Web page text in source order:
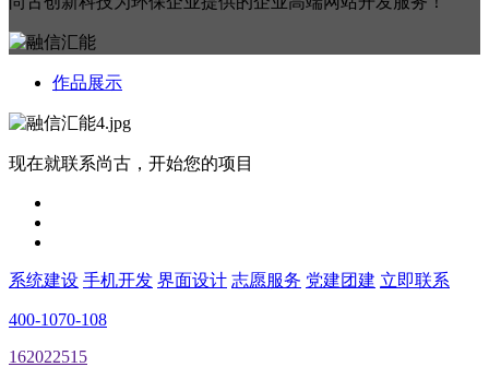
作品展示
现在就联系尚古，开始您的项目
系统建设 手机开发 界面设计 志愿服务 党建团建 立即联系
400-1070-108
162022515